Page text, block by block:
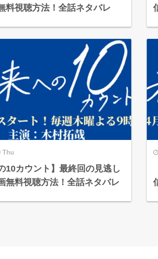
料視聴方法！全話ネタバレ
Thu
10カウント】最終回の見逃し
無料視聴方法！全話ネタバレ